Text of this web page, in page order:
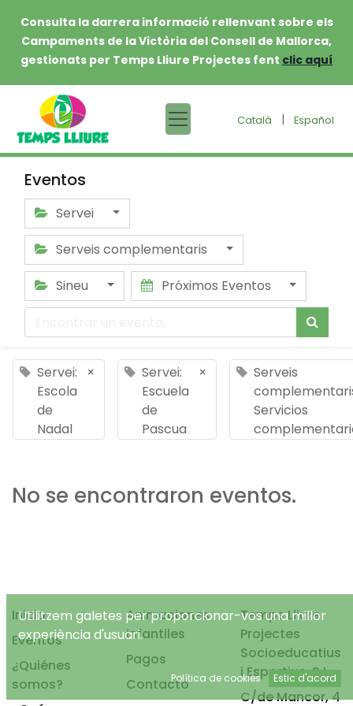
Consulta la darrera informació rellenvant sobre els
Campaments de la Victòria del Consell de Mallorca,
gestionats per Temps Lliure Projectes fent clic aquí
Català | Español
Eventos
Servei
Serveis complementaris
Sineu
Próximos Eventos
Servei:
Escola
de
Nadal
×
Servei:
Escuela
de
Pascua
×
Serveis
Servicios
No se encontraron eventos.
Inicio
Eventos
¿Quiénes
somos?
Animaciones
infantiles
Pagos
Contacto
Temps Lliure
Projectes
Socioeducatius
i Esportius, S.L.
C/de Mancor, 4
Utilitzem galetes per proporcionar-vos una millor
experiència d'usuari.
Política de cookies Estic d'acord